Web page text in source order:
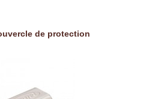
de protection